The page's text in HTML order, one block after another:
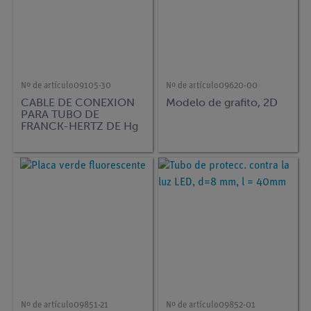
Nº de artículo09105-30
CABLE DE CONEXION
PARA TUBO DE
FRANCK-HERTZ DE Hg
Nº de artículo09620-00
Modelo de grafito, 2D
Nº de artículo09851-21 Nº de artículo09852-01